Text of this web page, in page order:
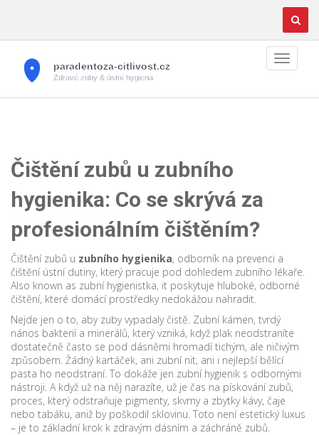
Čištění zubů u zubního
hygienika: Co se skrývá za
profesionálním čištěním?
Čištění zubů u zubního hygienika, odborník na prevenci a
čištění ústní dutiny, který pracuje pod dohledem zubního lékaře.
Also known as zubní hygienistka, it poskytuje hluboké, odborné
čištění, které domácí prostředky nedokážou nahradit.
Nejde jen o to, aby zuby vypadaly čistě. Zubní kámen, tvrdý
nános bakterií a minerálů, který vzniká, když plak neodstraníte
dostatečně často se pod dásněmi hromadí tichým, ale ničivým
způsobem. Žádný kartáček, ani zubní nit, ani i nejlepší bělící
pasta ho neodstraní. To dokáže jen zubní hygienik s odbornými
nástroji. A když už na něj narazíte, už je čas na pískování zubů,
proces, který odstraňuje pigmenty, skvrny a zbytky kávy, čaje
nebo tabáku, aniž by poškodil sklovinu. Toto není estetický luxus
– je to základní krok k zdravým dásním a záchráně zubů.